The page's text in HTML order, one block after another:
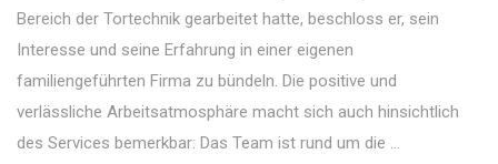
Bereich der Tortechnik gearbeitet hatte, beschloss er, sein
Interesse und seine Erfahrung in einer eigenen
familiengeführten Firma zu bündeln. Die positive und
verlässliche Arbeitsatmosphäre macht sich auch hinsichtlich
des Services bemerkbar: Das Team ist rund um die ...